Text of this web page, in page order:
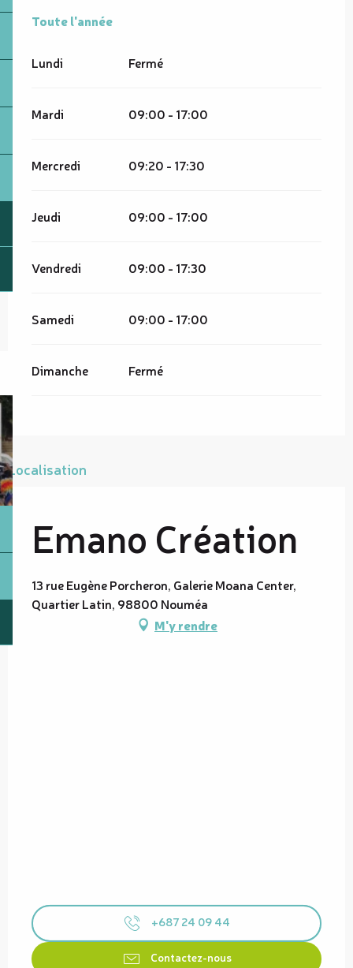
Toute l'année
Toute l'année
Lundi Fermé
Mardi 09:00 - 17:00
Mercredi 09:20 - 17:30
Jeudi 09:00 - 17:00
Vendredi 09:00 - 17:30
Samedi 09:00 - 17:00
Dimanche Fermé
Localisation
Emano Création
13 rue Eugène Porcheron, Galerie Moana Center,
Quartier Latin, 98800 Nouméa
M'y rendre
+687 24 09 44
Contactez-nous